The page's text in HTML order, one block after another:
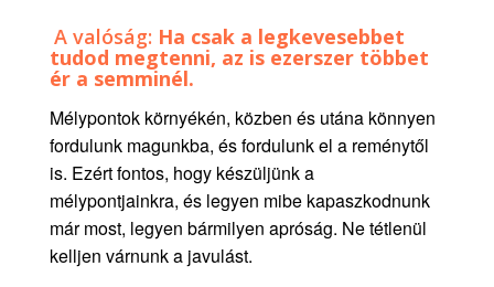
A valóság: Ha csak a legkevesebbet
tudod megtenni, az is ezerszer többet
ér a semminél.
Mélypontok környékén, közben és utána könnyen
fordulunk magunkba, és fordulunk el a reménytől
is. Ezért fontos, hogy készüljünk a
mélypontjainkra, és legyen mibe kapaszkodnunk
már most, legyen bármilyen apróság. Ne tétlenül
kelljen várnunk a javulást.